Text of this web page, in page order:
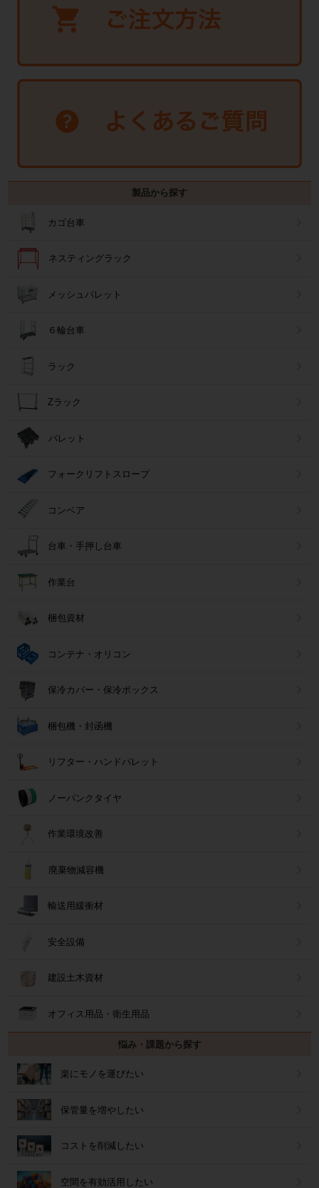
製品から探す
カゴ台車
ネスティングラック
メッシュパレット
６輪台車
ラック
Zラック
パレット
フォークリフトスロープ
コンベア
台車・手押し台車
作業台
梱包資材
コンテナ・オリコン
保冷カバー・保冷ボックス
梱包機・封函機
リフター・ハンドパレット
ノーパンクタイヤ
作業環境改善
廃棄物減容機
輸送用緩衝材
安全設備
建設土木資材
オフィス用品・衛生用品
悩み・課題から探す
楽にモノを運びたい
保管量を増やしたい
コストを削減したい
空間を有効活用したい